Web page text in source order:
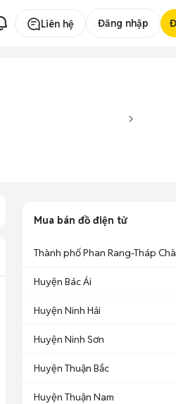
Liên hệ Đăng nhập
Mua bán đồ điện tử
Thành phố Phan Rang-Tháp
Huyện Bác Ái
Huyện Ninh Hải
Huyện Ninh Sơn
Huyện Thuận Bắc
Huyện Thuận Nam